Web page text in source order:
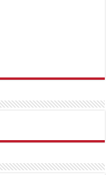
TipobetMatadorbetMariobet